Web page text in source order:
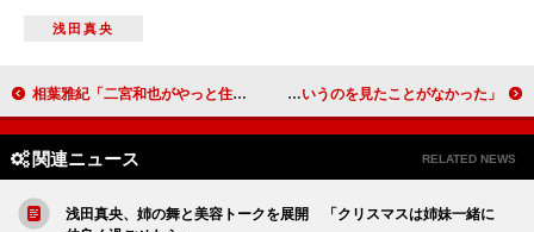
浅田真央
相葉雅紀「二宮和也がやっと住所を教えてくれた」 二宮の「もう引っ越す」には「やめろ！」 岡田将生「滝藤さんの筋肉自慢がすごかった」 平手友梨奈「男性のそういうのを見たことがなかった」
関連ニュース RELATED NEWS
浅田真央、姉の舞と美容トークを展開 「クリスマスは姉妹一緒に